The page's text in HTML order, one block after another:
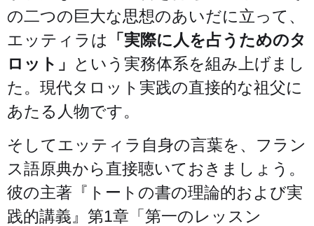
の二つの巨大な思想のあいだに立って、
エッティラは
「実際に人を占うためのタ
ロット」
という実務体系を組み上げまし
た。現代タロット実践の直接的な祖父に
あたる人物です。
そしてエッティラ自身の言葉を、フラン
ス語原典から直接聴いておきましょう。
彼の主著『トートの書の理論的および実
践的講義』第1章「第一のレッスン